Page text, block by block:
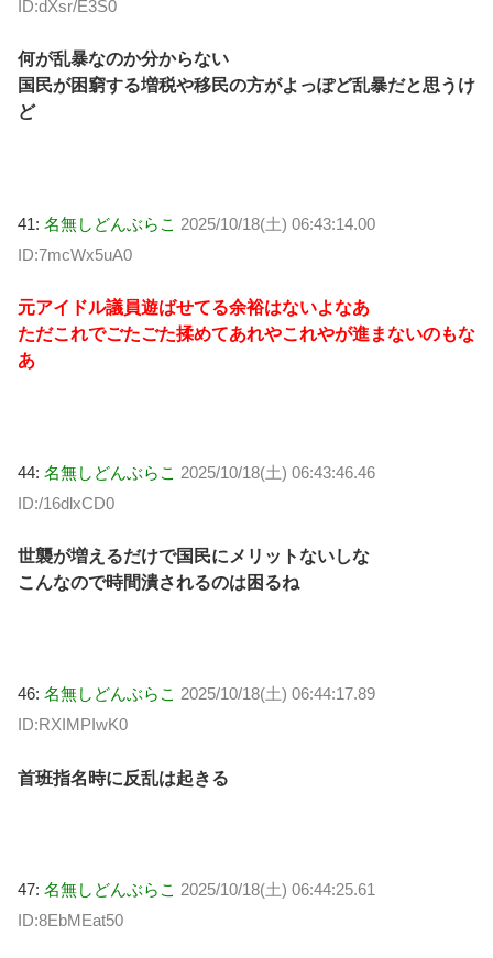
ID:dXsr/E3S0
何が乱暴なのか分からない
国民が困窮する増税や移民の方がよっぽど乱暴だと思うけ
ど
41: 名無しどんぶらこ 2025/10/18(土) 06:43:14.00
ID:7mcWx5uA0
元アイドル議員遊ばせてる余裕はないよなあ
ただこれでごたごた揉めてあれやこれやが進まないのもな
あ
44: 名無しどんぶらこ 2025/10/18(土) 06:43:46.46
ID:/16dlxCD0
世襲が増えるだけで国民にメリットないしな
こんなので時間潰されるのは困るね
46: 名無しどんぶらこ 2025/10/18(土) 06:44:17.89
ID:RXIMPIwK0
首班指名時に反乱は起きる
47: 名無しどんぶらこ 2025/10/18(土) 06:44:25.61
ID:8EbMEat50